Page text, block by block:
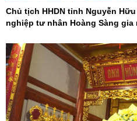
Chủ tịch HHDN tỉnh Nguyễn
nghiệp tư nhân Hoàng Sàng gia